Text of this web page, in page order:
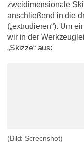
zweidimensionale
anschließend in die
(„extrudieren“). Um
wir in der
„Skizze“ aus:
(Bild: Screenshot)